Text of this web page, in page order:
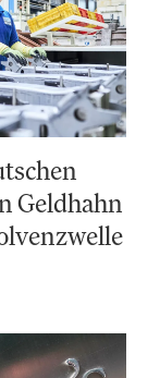
Geldhahn